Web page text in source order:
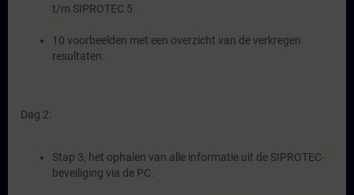
t/m SIPROTEC 5.
10 voorbeelden met een overzicht van de verkregen
resultaten.
Dag 2:
Stap 3, het ophalen van alle informatie uit de SIPROTEC-
beveiliging via de PC.